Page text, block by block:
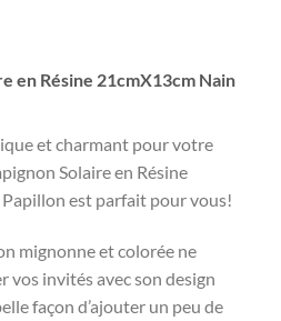
en Résine 21cmX13cm Nain
et charmant pour votre
Solaire en Résine
est parfait pour vous!
mignonne et colorée ne
vos invités avec son design
façon d’ajouter un peu de